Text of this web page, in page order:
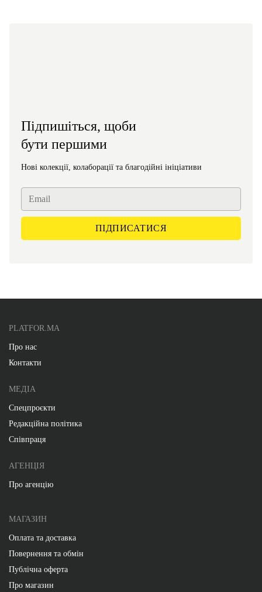
Підпишіться, щоби
бути першими
Нові колекції, колаборації та благодійні ініціативи
PLATFOR.MA
Про нас
Контакти
МЕДІА
Спецпроєкти
Редакційна політика
Співпраця
АГЕНЦІЯ
Про агенцію
МАГАЗИН
Оплата та доставка
Повернення та обмін
Публічна оферта
Про магазин